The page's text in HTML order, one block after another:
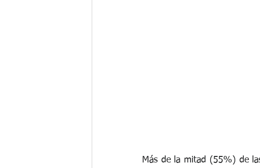
Más de la mitad (55%) de